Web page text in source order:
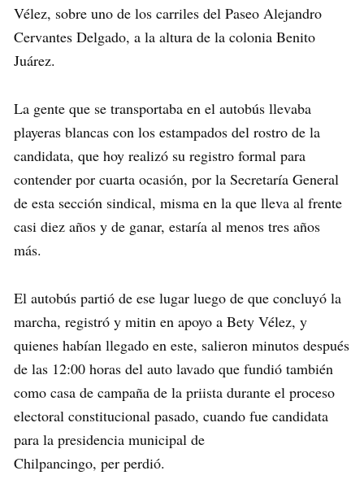
Vélez, sobre uno de los carriles del Paseo Alejandro
Cervantes Delgado, a la altura de la colonia Benito
Juárez.
La gente que se transportaba en el autobús llevaba
playeras blancas con los estampados del rostro de la
candidata, que hoy realizó su registro formal para
contender por cuarta ocasión, por la Secretaría General
de esta sección sindical, misma en la que lleva al frente
casi diez años y de ganar, estaría al menos tres años
más.
El autobús partió de ese lugar luego de que concluyó la
marcha, registró y mitin en apoyo a Bety Vélez, y
quienes habían llegado en este, salieron minutos después
de las 12:00 horas del auto lavado que fundió también
como casa de campaña de la priista durante el proceso
electoral constitucional pasado, cuando fue candidata
para la presidencia municipal de
Chilpancingo, per perdió.